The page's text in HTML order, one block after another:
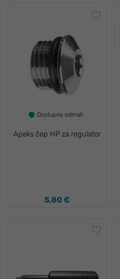
Dostupno odmah
Apeks čep HP za regulator
5,80 €